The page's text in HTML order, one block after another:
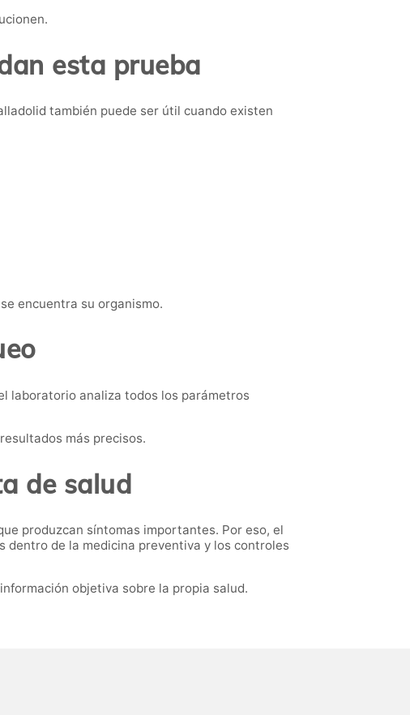
esta prueba
también puede ser útil cuando existen
encuentra su organismo.
laboratorio analiza todos los parámetros
más precisos.
de salud
produzcan síntomas importantes. Por eso, el
dentro de la medicina preventiva y los controles
objetiva sobre la propia salud.